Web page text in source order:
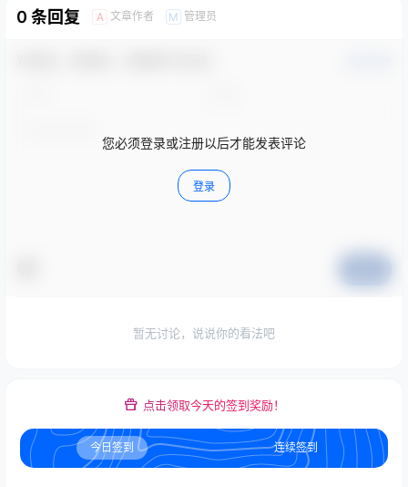
0 条回复 A 文章作者 M 管理员
您必须登录或注册以后才能发表评论
登录
暂无讨论，说说你的看法吧
点击领取今天的签到奖励！
今日签到 连续签到